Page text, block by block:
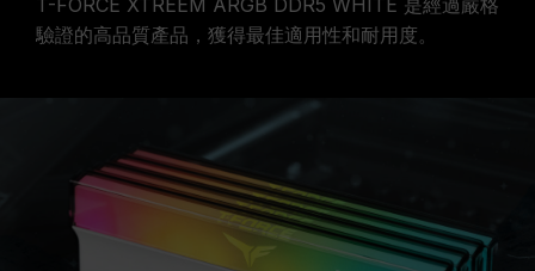
T-FORCE XTREEM ARGB DDR5 WHITE 是經過嚴格
驗證的高品質產品，獲得最佳適用性和耐用度。